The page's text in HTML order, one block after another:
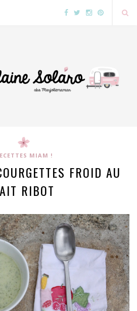
MIAM !
FROID AU
RIBOT